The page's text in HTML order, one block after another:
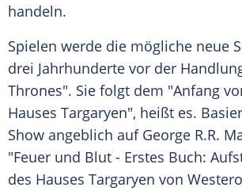
handeln.
Spielen werde die mögliche neue
drei Jahrhunderte vor der
Thrones". Sie folgt dem "Anfang
Hauses Targaryen", heißt es.
Show angeblich auf George R.R.
"Feuer und Blut - Erstes Buch:
des Hauses Targaryen von